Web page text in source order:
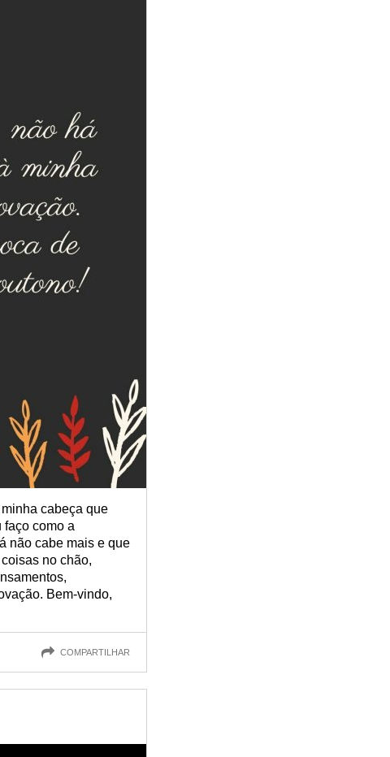
cabeça que
faço como a
não cabe mais e que
no chão,
Bem-vindo,
COMPARTILHAR